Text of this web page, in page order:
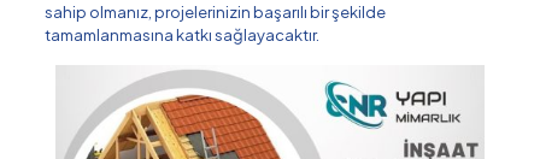
sahip olmanız, projelerinizin başarılı bir şekilde
tamamlanmasına katkı sağlayacaktır.